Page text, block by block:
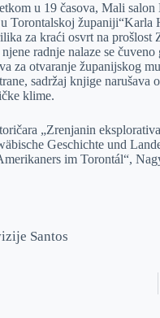
u 19 časova, Mali
Torontalskoj
za kraći osvrt na prošlost
radnje nalaze se
za otvaranje županijskog
sadržaj knjige
klime.
„Zrenjanin
Geschichte und
im Torontál“,
Santos